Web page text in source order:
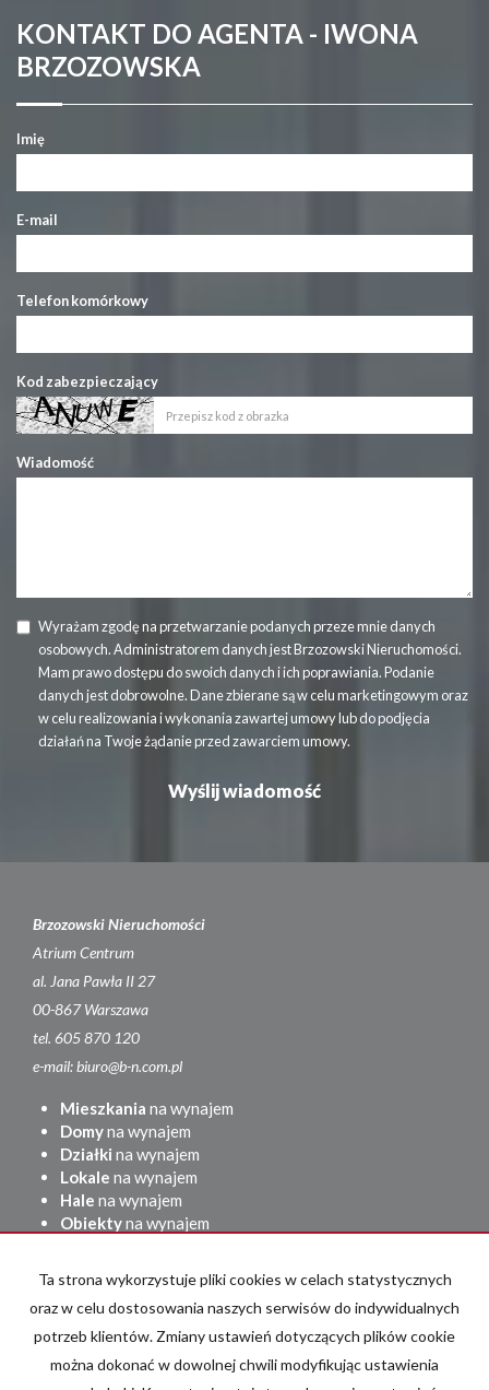
KONTAKT DO AGENTA - IWONA
BRZOZOWSKA
Imię
E-mail
Telefon komórkowy
Kod zabezpieczający
Wiadomość
Wyrażam zgodę na przetwarzanie podanych przeze mnie danych
osobowych. Administratorem danych jest Brzozowski Nieruchomości.
Mam prawo dostępu do swoich danych i ich poprawiania. Podanie
danych jest dobrowolne. Dane zbierane są w celu marketingowym oraz
w celu realizowania i wykonania zawartej umowy lub do podjęcia
działań na Twoje żądanie przed zawarciem umowy.
Brzozowski Nieruchomości
Atrium Centrum
al. Jana Pawła II 27
00-867 Warszawa
tel. 605 870 120
e-mail: biuro@b-n.com.pl
Mieszkania na wynajem
Domyna wynajem
Działki na wynajem
Lokale na wynajem
Hale na wynajem
Obiektyna wynajem
Domy na sprzedaż
Działkina sprzedaż
Lokalena sprzedaż
Hale
na sprzedaż
Obiektyna sprzedaż
Ta strona wykorzystuje pliki cookies w celach statystycznych
oraz w celu dostosowania naszych serwisów do indywidualnych
potrzeb klientów. Zmiany ustawień dotyczących plików cookie
można dokonać w dowolnej chwili modyfikując ustawienia